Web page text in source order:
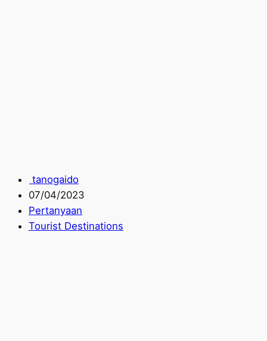
tanogaido
07/04/2023
Pertanyaan
Tourist Destinations